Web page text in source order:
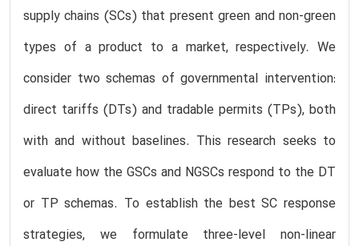
supply chains (SCs) that present green and non-green
types of a product to a market, respectively. We
consider two schemas of governmental intervention:
direct tariffs (DTs) and tradable permits (TPs), both
with and without baselines. This research seeks to
evaluate how the GSCs and NGSCs respond to the DT
or TP schemas. To establish the best SC response
strategies, we formulate three-level non-linear